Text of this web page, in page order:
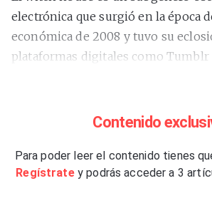
electrónica que surgió en la época
económica de 2008 y tuvo su
plataformas digitales como Tumblr
influencia entre el público y
parece vivir un pequeño
promocionado por las
Contenido
Para poder leer el contenido tienes
Regístrate y podrás acceder a 3